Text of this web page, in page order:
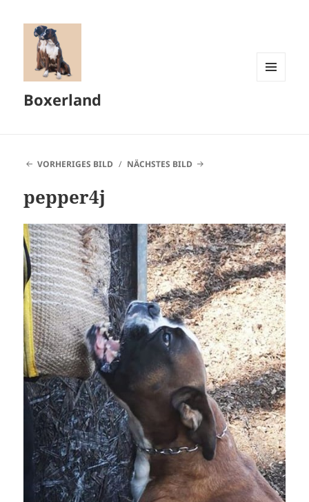
Boxerland
VORHERIGES BILD NÄCHSTES BILD
pepper4j